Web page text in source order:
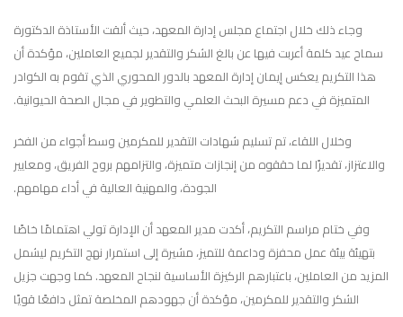
وجاء ذلك خلال اجتماع مجلس إدارة المعهد، حيث ألقت الأستاذة الدكتورة
سماح عيد كلمة أعربت فيها عن بالغ الشكر والتقدير لجميع العاملين، مؤكدة أن
هذا التكريم يعكس إيمان إدارة المعهد بالدور المحوري الذي تقوم به الكوادر
المتميزة في دعم مسيرة البحث العلمي والتطوير في مجال الصحة الحيوانية.
وخلال اللقاء، تم تسليم شهادات التقدير للمكرمين وسط أجواء من الفخر
والاعتزاز، تقديرًا لما حققوه من إنجازات متميزة، والتزامهم بروح الفريق، ومعايير
الجودة، والمهنية العالية في أداء مهامهم.
وفي ختام مراسم التكريم، أكدت مدير المعهد أن الإدارة تولي اهتمامًا خاصًا
بتهيئة بيئة عمل محفزة وداعمة للتميز، مشيرة إلى استمرار نهج التكريم ليشمل
المزيد من العاملين، باعتبارهم الركيزة الأساسية لنجاح المعهد. كما وجهت جزيل
الشكر والتقدير للمكرمين، مؤكدة أن جهودهم المخلصة تمثل دافعًا قويًا